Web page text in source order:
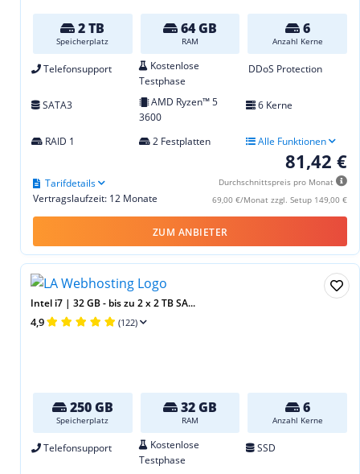
2 TB
Speicherplatz
64 GB
RAM
6
Anzahl Kerne
Telefonsupport
Kostenlose
Testphase
DDoS Protection
SATA3
AMD Ryzen™ 5
3600
6 Kerne
RAID 1 2 Festplatten Alle Funktionen
81,42 €
Durchschnittspreis pro Monat
69,00 €/Monat zzgl. Setup 149,00 €
Vertragslaufzeit: 12 Monate
Tarifdetails
ZUM ANBIETER
Intel i7 | 32 GB - bis zu 2 x 2 TB SA...
4,9 (122)
250 GB
Speicherplatz
32 GB
RAM
6
Anzahl Kerne
Telefonsupport
Kostenlose
Testphase
SSD